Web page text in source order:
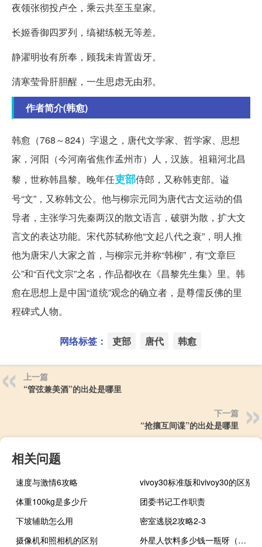
夜领张彻投卢仝，乘云共至玉皇家。
长姬香御四罗列，缟裙练帨无等差。
静濯明妆有所奉，顾我未肯置齿牙。
清寒莹骨肝胆醒，一生思虑无由邪。
作者简介(韩愈)
韩愈（768～824）字退之，唐代文学家、哲学家、思想
家，河阳（今河南省焦作孟州市）人，汉族。祖籍河北昌
黎，世称韩昌黎。晚年任吏部侍郎，又称韩吏部。谥
号“文”，又称韩文公。他与柳宗元同为唐代古文运动的倡
导者，主张学习先秦两汉的散文语言，破骈为散，扩大文
言文的表达功能。宋代苏轼称他“文起八代之衰”，明人推
他为唐宋八大家之首，与柳宗元并称“韩柳”，有“文章巨
公”和“百代文宗”之名，作品都收在《昌黎先生集》里。韩
愈在思想上是中国“道统”观念的确立者，是尊儒反佛的里
程碑式人物。
网络标签： 吏部 唐代 韩愈
上一篇
“管弦兼美酒”的出处是哪里
下一篇
“抢攘互间谍”的出处是哪里
相关问题
速度与激情6攻略
vivoy30标准版和vivoy30的区别
体重100kg是多少斤
团委书记工作职责
下坡辅助怎么用
密室逃脱2攻略2-3
摄像机和照相机的区别
外星人饮料多少钱一瓶呀（外星人饮料多少钱）